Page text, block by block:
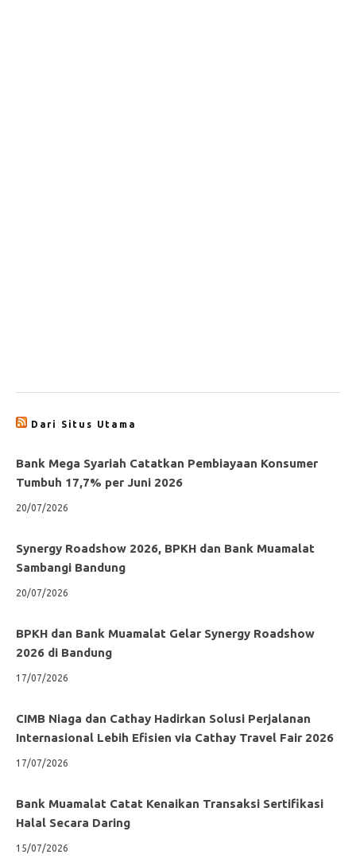
Dari Situs Utama
Bank Mega Syariah Catatkan Pembiayaan Konsumer
Tumbuh 17,7% per Juni 2026
20/07/2026
Synergy Roadshow 2026, BPKH dan Bank Muamalat
Sambangi Bandung
20/07/2026
BPKH dan Bank Muamalat Gelar Synergy Roadshow
2026 di Bandung
17/07/2026
CIMB Niaga dan Cathay Hadirkan Solusi Perjalanan
Internasional Lebih Efisien via Cathay Travel Fair 2026
17/07/2026
Bank Muamalat Catat Kenaikan Transaksi Sertifikasi
Halal Secara Daring
15/07/2026